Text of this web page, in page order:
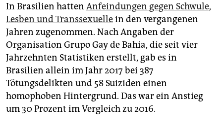
In Brasilien hatten Anfeindungen gegen Schwule,
Lesben und Transsexuellein den vergangenen
Jahren zugenommen. Nach Angaben der
Organisation Grupo Gay de Bahia, die seit vier
Jahrzehnten Statistiken erstellt, gab es in
Brasilien allein im Jahr 2017 bei 387
Tötungsdelikten und 58 Suiziden einen
homophoben Hintergrund. Das war ein Anstieg
um 30 Prozent im Vergleich zu 2016.